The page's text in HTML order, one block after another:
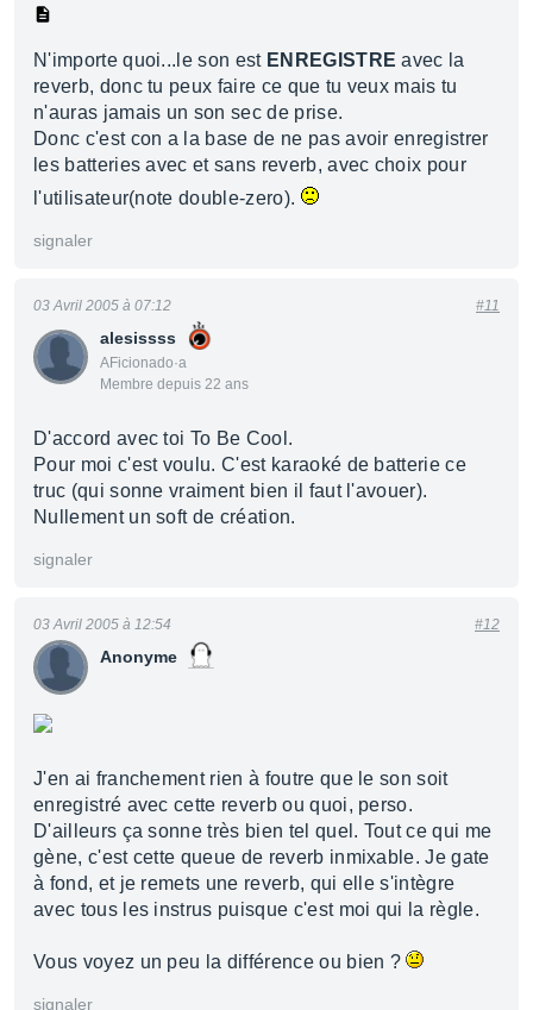
N'importe quoi...le son est ENREGISTRE avec la
reverb, donc tu peux faire ce que tu veux mais tu
n'auras jamais un son sec de prise.
Donc c'est con a la base de ne pas avoir enregistrer
les batteries avec et sans reverb, avec choix pour
l'utilisateur(note double-zero).
signaler
alesissss
AFicionado·a
Membre depuis 22 ans
03 Avril 2005 à 07:12 #11
D'accord avec toi To Be Cool.
Pour moi c'est voulu. C'est karaoké de batterie ce
truc (qui sonne vraiment bien il faut l'avouer).
Nullement un soft de création.
signaler
Anonyme
03 Avril 2005 à 12:54 #12
J'en ai franchement rien à foutre que le son soit
enregistré avec cette reverb ou quoi, perso.
D'ailleurs ça sonne très bien tel quel. Tout ce qui me
gène, c'est cette queue de reverb inmixable. Je gate
à fond, et je remets une reverb, qui elle s'intègre
avec tous les instrus puisque c'est moi qui la règle.
Vous voyez un peu la différence ou bien ?
signaler